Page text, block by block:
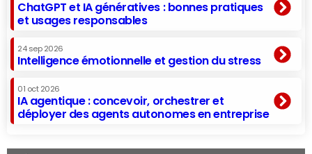
ChatGPT et IA génératives : bonnes pratiques
et usages responsables
24 sep 2026
Intelligence émotionnelle et gestion du stress
01 oct 2026
IA agentique : concevoir, orchestrer et
déployer des agents autonomes en entreprise